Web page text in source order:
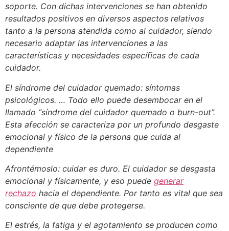
soporte. Con dichas intervenciones se han obtenido
resultados positivos en diversos aspectos relativos
tanto a la persona atendida como al cuidador, siendo
necesario adaptar las intervenciones a las
características y necesidades específicas de cada
cuidador.
El síndrome del cuidador quemado: síntomas
psicológicos. … Todo ello puede desembocar en el
llamado “síndrome del cuidador quemado o burn-out”.
Esta afección se caracteriza por un profundo desgaste
emocional y físico de la persona que cuida al
dependiente
Afrontémoslo: cuidar es duro. El cuidador se desgasta
emocional y físicamente, y eso puede generar
rechazo hacia el dependiente. Por tanto es vital que sea
consciente de que debe protegerse.
El estrés, la fatiga y el agotamiento se producen como